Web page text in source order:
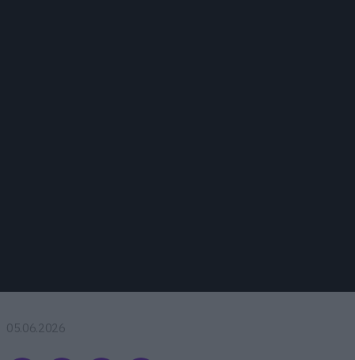
05.06.2026